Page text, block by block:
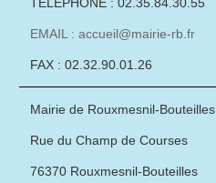
EMAIL : accueil@mairie-rb.fr
FAX : 02.32.90.01.26
Mairie de Rouxmesnil-Bouteilles
Rue du Champ de Courses
76370 Rouxmesnil-Bouteilles